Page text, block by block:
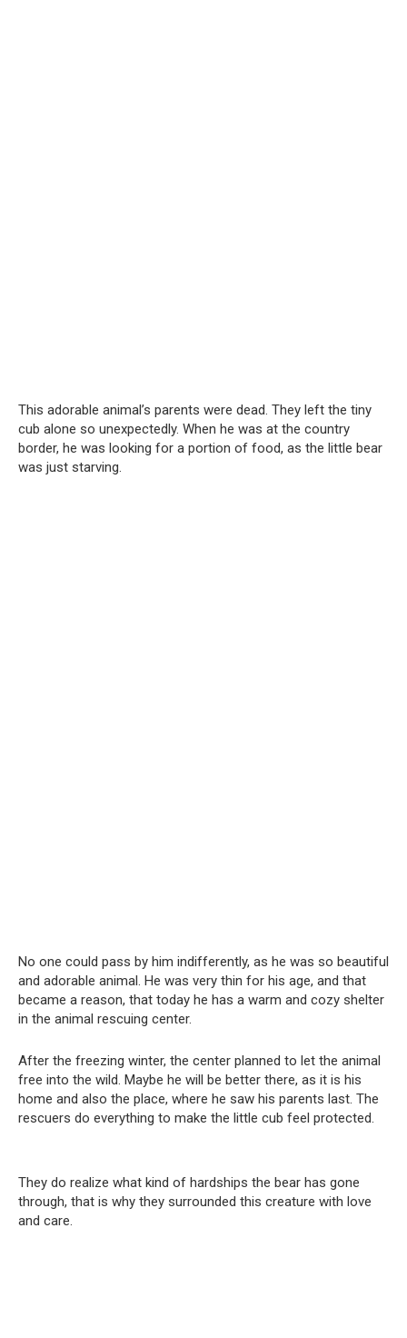
This adorable animal’s parents were dead. They left the tiny
cub alone so unexpectedly. When he was at the country
border, he was looking for a portion of food, as the little bear
was just starving.
No one could pass by him indifferently, as he was so beautiful
and adorable animal. He was very thin for his age, and that
became a reason, that today he has a warm and cozy shelter
in the animal rescuing center.
After the freezing winter, the center planned to let the animal
free into the wild. Maybe he will be better there, as it is his
home and also the place, where he saw his parents last. The
rescuers do everything to make the little cub feel protected.
They do realize what kind of hardships the bear has gone
through, that is why they surrounded this creature with love
and care.